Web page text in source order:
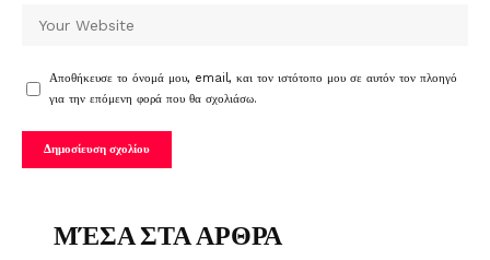
Αποθήκευσε το όνομά μου, email, και τον ιστότοπο μου σε αυτόν τον πλοηγό
για την επόμενη φορά που θα σχολιάσω.
ΜΈΣΑ ΣΤΑ ΑΡΘΡΑ